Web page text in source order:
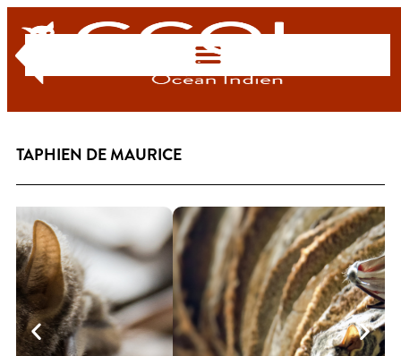
TAPHIEN DE MAURICE